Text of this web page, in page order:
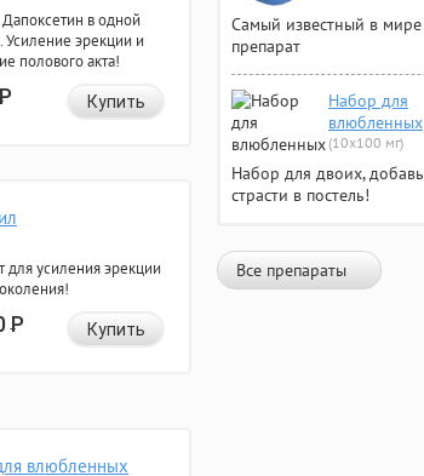
в одной
Усиление эрекции и
полового акта!
Р Купить
для усиления эрекции
Р Купить
влюбленных
Самый известный в мире
препарат
Набор для
влюбленных
(10х100 мг)
Набор для двоих, добавь
страсти в постель!
Все препараты